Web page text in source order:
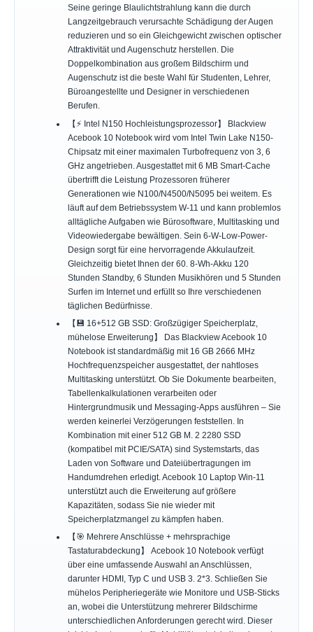
Seine geringe Blaulichtstrahlung kann die durch
Langzeitgebrauch verursachte Schädigung der Augen
reduzieren und so ein Gleichgewicht zwischen optischer
Attraktivität und Augenschutz herstellen. Die
Doppelkombination aus großem Bildschirm und
Augenschutz ist die beste Wahl für Studenten, Lehrer,
Büroangestellte und Designer in verschiedenen
Berufen.
【⚡ Intel N150 Hochleistungsprozessor】 Blackview
Acebook 10 Notebook wird vom Intel Twin Lake N150-
Chipsatz mit einer maximalen Turbofrequenz von 3, 6
GHz angetrieben. Ausgestattet mit 6 MB Smart-Cache
übertrifft die Leistung Prozessoren früherer
Generationen wie N100/N4500/N5095 bei weitem. Es
läuft auf dem Betriebssystem W-11 und kann problemlos
alltägliche Aufgaben wie Bürosoftware, Multitasking und
Videowiedergabe bewältigen. Sein 6-W-Low-Power-
Design sorgt für eine hervorragende Akkulaufzeit.
Gleichzeitig bietet Ihnen der 60. 8-Wh-Akku 120
Stunden Standby, 6 Stunden Musikhören und 5 Stunden
Surfen im Internet und erfüllt so Ihre verschiedenen
täglichen Bedürfnisse.
【💾 16+512 GB SSD: Großzügiger Speicherplatz,
mühelose Erweiterung】 Das Blackview Acebook 10
Notebook ist standardmäßig mit 16 GB 2666 MHz
Hochfrequenzspeicher ausgestattet, der nahtloses
Multitasking unterstützt. Ob Sie Dokumente bearbeiten,
Tabellenkalkulationen verarbeiten oder
Hintergrundmusik und Messaging-Apps ausführen – Sie
werden keinerlei Verzögerungen feststellen. In
Kombination mit einer 512 GB M. 2 2280 SSD
(kompatibel mit PCIE/SATA) sind Systemstarts, das
Laden von Software und Dateiübertragungen im
Handumdrehen erledigt. Acebook 10 Laptop Win-11
unterstützt auch die Erweiterung auf größere
Kapazitäten, sodass Sie nie wieder mit
Speicherplatzmangel zu kämpfen haben.
【🎯 Mehrere Anschlüsse + mehrsprachige
Tastaturabdeckung】 Acebook 10 Notebook verfügt
über eine umfassende Auswahl an Anschlüssen,
darunter HDMI, Typ C und USB 3. 2*3. Schließen Sie
mühelos Peripheriegeräte wie Monitore und USB-Sticks
an, wobei die Unterstützung mehrerer Bildschirme
unterschiedlichen Anforderungen gerecht wird. Dieser